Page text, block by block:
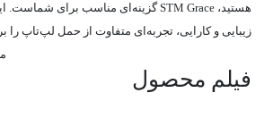
هستید، STM Grace گزینه‌ای مناسب برای شماست.
زیبایی و کارایی، تجربه‌ای متفاوت از حمل لپ‌تاپ را
فیلم محصول